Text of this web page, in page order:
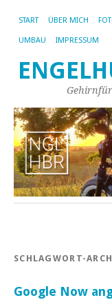
START ÜBER MICH
UMBAU IMPRESSUM
SCHLAGWORT-
Google Now